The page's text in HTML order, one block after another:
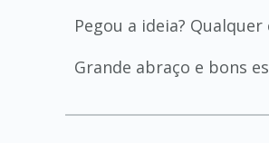
Pegou a ideia?
Grande abraço e bons